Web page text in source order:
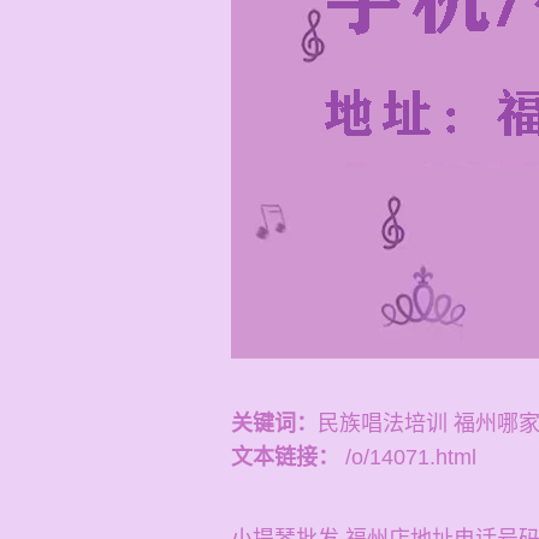
关键词：
民族唱法培训 福州哪
文本链接：
/o/14071.html